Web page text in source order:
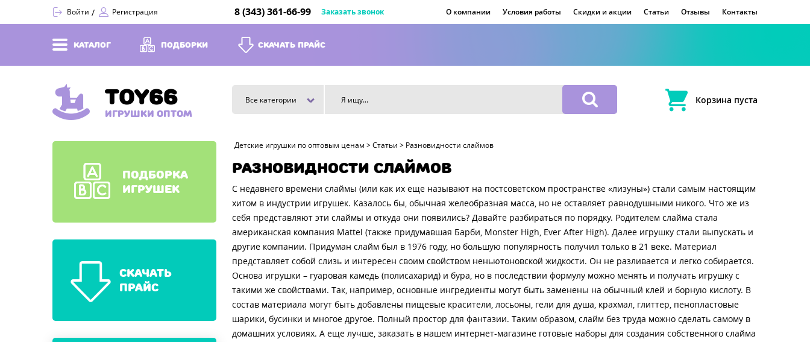
Войти Регистрация 8 (343) 361-66-99 Заказать звонок О компании Условия работы Скидки и акции Статьи Отзывы Контакты
КАТАЛОГ ПОДБОРКИ СКАЧАТЬ ПРАЙС
TOY66
ИГРУШКИ ОПТОМ
Все категории Корзина пуста
Детские игрушки по оптовым ценам > Статьи > Разновидности слаймов
РАЗНОВИДНОСТИ СЛАЙМОВ
С недавнего времени слаймы (или как их еще называют на постсоветском пространстве «лизуны») стали самым настоящим
хитом в индустрии игрушек. Казалось бы, обычная желеобразная масса, но не оставляет равнодушными никого. Что же из
себя представляют эти слаймы и откуда они появились? Давайте разбираться по порядку. Родителем слайма стала
американская компания Mattel (также придумавшая Барби, Monster High, Ever After High). Далее игрушку стали выпускать и
другие компании. Придуман слайм был в 1976 году, но большую популярность получил только в 21 веке. Материал
представляет собой слизь и интересен своим свойством неньютоновской жидкости. Он не разливается и легко собирается.
Основа игрушки – гуаровая камедь (полисахарид) и бура, но в последствии формулу можно менять и получать игрушку с
такими же свойствами. Так, например, основные ингредиенты могут быть заменены на обычный клей и борную кислоту. В
состав материала могут быть добавлены пищевые красители, лосьоны, гели для душа, крахмал, глиттер, пенопластовые
шарики, бусинки и многое другое. Полный простор для фантазии. Таким образом, слайм без труда можно сделать самому в
домашних условиях. А еще лучше, заказать в нашем интернет-магазине готовые наборы для создания собственного слайма
ПОДБОРКА
ИГРУШЕК
СКАЧАТЬ
ПРАЙС